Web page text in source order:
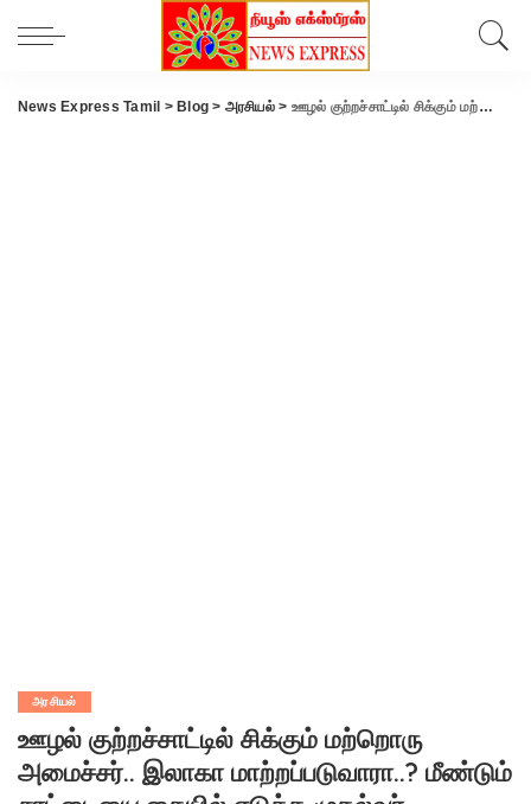
News Express Tamil > Blog > அரசியல்> ஊழல் குற்றச்சாட்டில் சிக்கும் மற்றொரு அமைச்சர்.. இலாகா மாற்றப்படுவாரா..? மீண்டும் சாட்டையை கையில் எடுத்த முதல்வர் ஸ்டாலின்.!!
அரசியல்
ஊழல் குற்றச்சாட்டில் சிக்கும் மற்றொரு
அமைச்சர்.. இலாகா மாற்றப்படுவாரா..? மீண்டும்